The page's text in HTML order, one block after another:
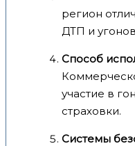
регион
ДТП и
Способ
участие в
страховки.
Системы